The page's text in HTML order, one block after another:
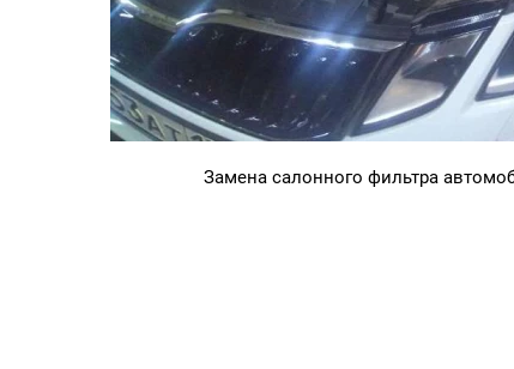
Замена салонного фильтра